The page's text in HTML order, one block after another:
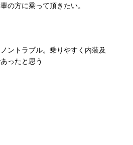
の方に乗って頂きたい。
ントラブル。乗りやすく内装及
ったと思う